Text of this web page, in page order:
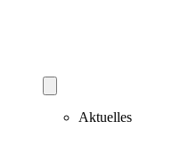
Aktuelles